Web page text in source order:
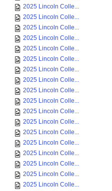
2025 Lincoln Colle...
2025 Lincoln Colle...
2025 Lincoln Colle...
2025 Lincoln Colle...
2025 Lincoln Colle...
2025 Lincoln Colle...
2025 Lincoln Colle...
2025 Lincoln Colle...
2025 Lincoln Colle...
2025 Lincoln Colle...
2025 Lincoln Colle...
2025 Lincoln Colle...
2025 Lincoln Colle...
2025 Lincoln Colle...
2025 Lincoln Colle...
2025 Lincoln Colle...
2025 Lincoln Colle...
2025 Lincoln Colle...